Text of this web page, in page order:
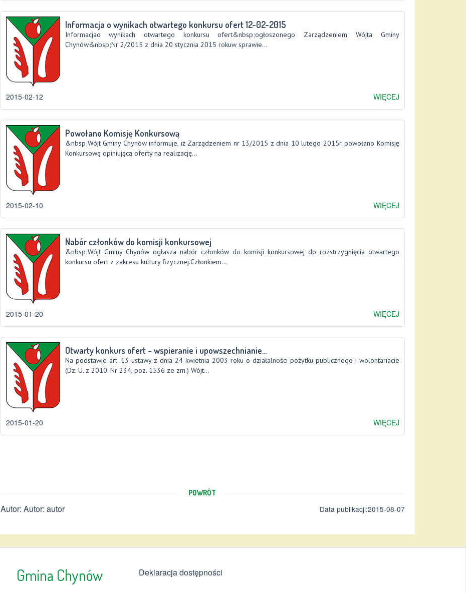
Informacja o wynikach otwartego konkursu ofert 12-02-2015
Informacjao wynikach otwartego konkursu ofert&nbsp;ogłoszonego Zarządzeniem Wójta Gminy
Chynów&nbsp;Nr 2/2015 z dnia 20 stycznia 2015 rokuw sprawie...
WIĘCEJ
2015-02-12
Powołano Komisję Konkursową
&nbsp;Wójt Gminy Chynów informuje, iż Zarządzeniem nr 13/2015 z dnia 10 lutego 2015r. powołano Komisję
Konkursową opiniującą oferty na realizację...
WIĘCEJ
2015-02-10
Nabór członków do komisji konkursowej
&nbsp;Wójt Gminy Chynów ogłasza nabór członków do komisji konkursowej do rozstrzygnięcia otwartego
konkursu ofert z zakresu kultury fizycznej.Członkiem...
WIĘCEJ
2015-01-20
Otwarty konkurs ofert - wspieranie i upowszechnianie...
Na podstawie art. 13 ustawy z dnia 24 kwietnia 2003 roku o działalności pożytku publicznego i wolontariacie
(Dz. U. z 2010. Nr 234, poz. 1536 ze zm.) Wójt...
WIĘCEJ
2015-01-20
POWRÓT
Autor: Autor: autor Data publikacji:2015-08-07
Gmina Chynów Deklaracja dostępności